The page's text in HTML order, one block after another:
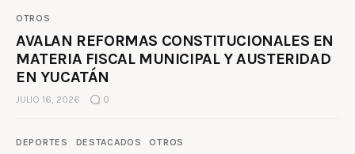
OTROS
AVALAN REFORMAS CONSTITUCIONALES EN
MATERIA FISCAL MUNICIPAL Y AUSTERIDAD
EN YUCATÁN
JULIO 16, 2026 0
DEPORTES DESTACADOS OTROS